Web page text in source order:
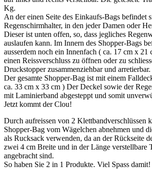
Kg.
An der einen Seite des Einkaufs-Bags befindet
Regenschirmhalter, in den jeder Damen oder
Dieser ist unten offen, so, dass jegliches
auslaufen kann. Im Innern des Shopper-Bags
ausserdem noch ein Innenfach ( ca. 17 cm x 21
einen Reissverschluss zu öffnen oder zu
Druckstopper zusammenziehbar und arretierbar.
Der gesamte Shopper-Bag ist mit einem
ca. 33 cm x 33 cm ) Der Deckel sowie der
mit Laminierband abgesteppt und somit
Jetzt kommt der Clou!
Durch aufreissen von 2 Klettbandverschlüssen
Shopper-Bag vom Wägelchen abnehmen und
als Rucksack verwenden, da an der Rückseite
zwei 4 cm Breite und in der Länge verstellbare
angebracht sind.
So haben Sie 2 in 1 Produkte. Viel Spass damit!